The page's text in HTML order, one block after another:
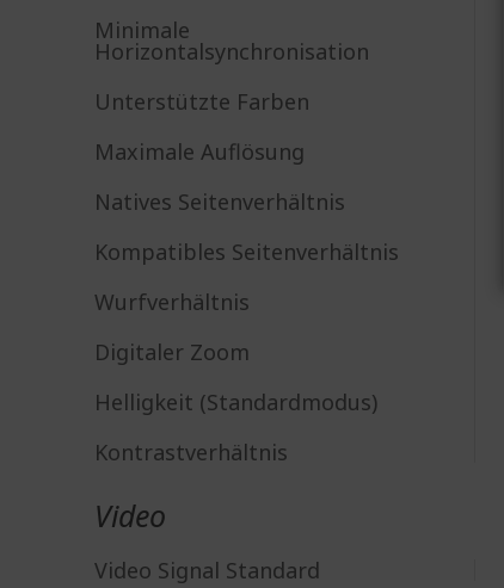
Minimale
Horizontalsynchronisation
Unterstützte Farben
Maximale Auflösung
Natives Seitenverhältnis
Kompatibles Seitenverhältnis
Wurfverhältnis
Digitaler Zoom
Helligkeit (Standardmodus)
Kontrastverhältnis
Video
Video Signal Standard